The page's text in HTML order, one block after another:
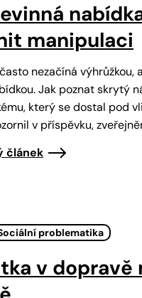
manipulaci
nezačíná výhrůžkou,
Jak poznat skrytý
který se dostal pod
v příspěvku,
článek
problematika
v